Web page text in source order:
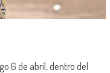
6 de abril, dentro del